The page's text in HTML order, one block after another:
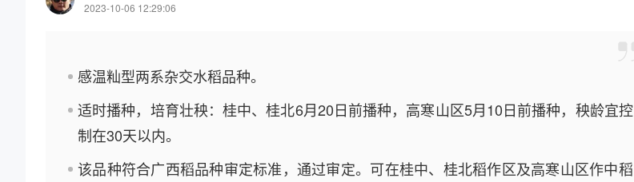
2023-10-06 12:29:06
感温籼型两系杂交水稻品种。
适时播种，培育壮秧：桂中、桂北6月20日前播种，高寒山区5月10日前播种，秧龄宜控
制在30天以内。
该品种符合广西稻品种审定标准，通过审定。可在桂中、桂北稻作区及高寒山区作中稻